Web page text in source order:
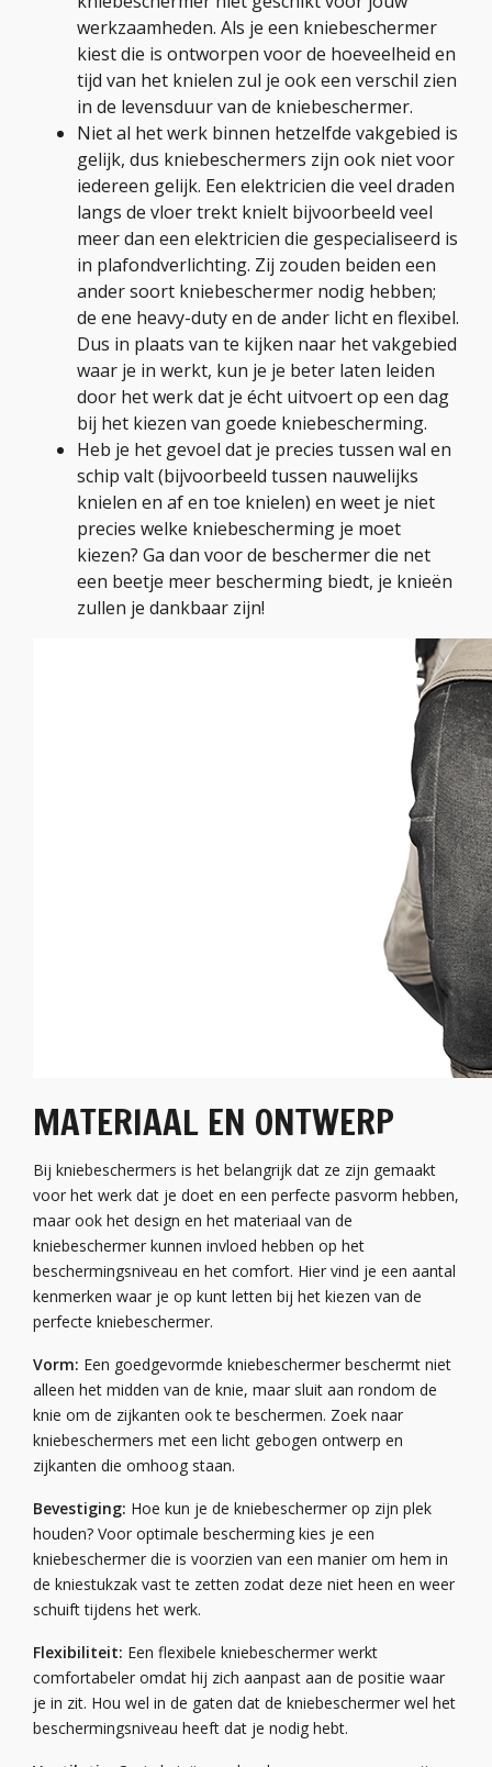
werkzaamheden. Als je een kniebeschermer
kiest die is ontworpen voor de hoeveelheid en
tijd van het knielen zul je ook een verschil zien
in de levensduur van de kniebeschermer.
Niet al het werk binnen hetzelfde vakgebied is
gelijk, dus kniebeschermers zijn ook niet voor
iedereen gelijk. Een elektricien die veel draden
langs de vloer trekt knielt bijvoorbeeld veel
meer dan een elektricien die gespecialiseerd is
in plafondverlichting. Zij zouden beiden een
ander soort kniebeschermer nodig hebben;
de ene heavy-duty en de ander licht en flexibel.
Dus in plaats van te kijken naar het vakgebied
waar je in werkt, kun je je beter laten leiden
door het werk dat je écht uitvoert op een dag
bij het kiezen van goede kniebescherming.
Heb je het gevoel dat je precies tussen wal en
schip valt (bijvoorbeeld tussen nauwelijks
knielen en af en toe knielen) en weet je niet
precies welke kniebescherming je moet
kiezen? Ga dan voor de beschermer die net
een beetje meer bescherming biedt, je knieën
zullen je dankbaar zijn!
MATERIAAL EN ONTWERP
Bij kniebeschermers is het belangrijk dat ze zijn gemaakt
voor het werk dat je doet en een perfecte pasvorm hebben,
maar ook het design en het materiaal van de
kniebeschermer kunnen invloed hebben op het
beschermingsniveau en het comfort. Hier vind je een aantal
kenmerken waar je op kunt letten bij het kiezen van de
perfecte kniebeschermer.
Vorm: Een goedgevormde kniebeschermer beschermt niet
alleen het midden van de knie, maar sluit aan rondom de
knie om de zijkanten ook te beschermen. Zoek naar
kniebeschermers met een licht gebogen ontwerp en
zijkanten die omhoog staan.
Bevestiging: Hoe kun je de kniebeschermer op zijn plek
houden? Voor optimale bescherming kies je een
kniebeschermer die is voorzien van een manier om hem in
de kniestukzak vast te zetten zodat deze niet heen en weer
schuift tijdens het werk.
Flexibiliteit: Een flexibele kniebeschermer werkt
comfortabeler omdat hij zich aanpast aan de positie waar
je in zit. Hou wel in de gaten dat de kniebeschermer wel het
beschermingsniveau heeft dat je nodig hebt.